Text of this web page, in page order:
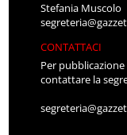
Stefania Muscolo
CONTATTACI
Per
contattare la